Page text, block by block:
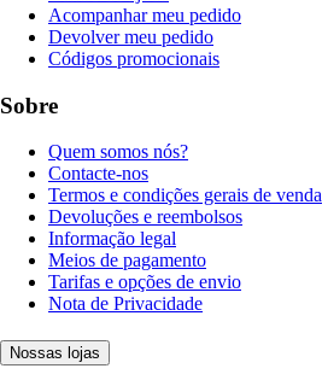
Acompanhar meu pedido
Devolver meu pedido
Códigos promocionais
Sobre
Quem somos nós?
Contacte-nos
Termos e condições gerais de venda
Devoluções e reembolsos
Informação legal
Meios de pagamento
Tarifas e opções de envio
Nota de Privacidade
Nossas lojas